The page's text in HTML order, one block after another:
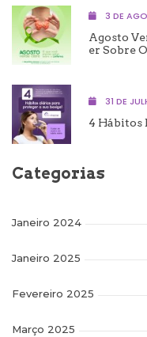
3 DE
Agosto
Er Sobre
31 DE
4 Hábitos
Categorias
Janeiro 2024
Janeiro 2025
Fevereiro 2025
Março 2025